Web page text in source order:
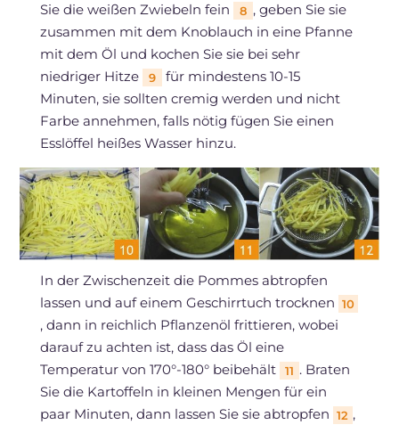
Sie die weißen Zwiebeln fein
8 , geben Sie sie
zusammen mit dem Knoblauch in eine Pfanne
mit dem Öl und kochen Sie sie bei sehr
niedriger Hitze
9
für mindestens 10-15
Minuten, sie sollten cremig werden und nicht
Farbe annehmen, falls nötig fügen Sie einen
Esslöffel heißes Wasser hinzu.
In der Zwischenzeit die Pommes abtropfen
lassen und auf einem Geschirrtuch trocknen 10
, dann in reichlich Pflanzenöl frittieren, wobei
darauf zu achten ist, dass das Öl eine
Temperatur von 170°-180° beibehält
11 . Braten
Sie die Kartoffeln in kleinen Mengen für ein
paar Minuten, dann lassen Sie sie abtropfen 12 ,